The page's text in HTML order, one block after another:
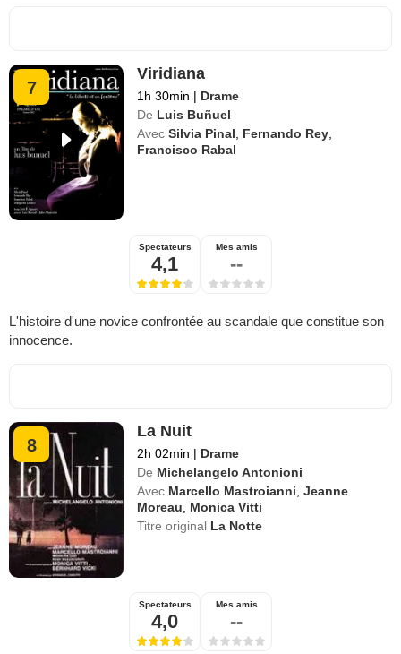
7
Viridiana
1h 30min | Drame
De Luis Buñuel
Avec Silvia Pinal Fernando Rey
Francisco Rabal
Spectateurs
4,1
Mes amis
--
L'histoire d'une novice confrontée au scandale que constitue son
innocence.
8
La Nuit
2h 02min | Drame
De Michelangelo Antonioni
Avec Marcello Mastroianni ,Jeanne
Moreau
Monica Vitti
Titre original La Notte
Spectateurs
4,0
Mes amis
--